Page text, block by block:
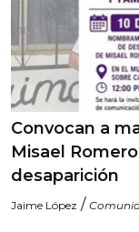
Convocan a
Misael
desaparición
Jaime López /